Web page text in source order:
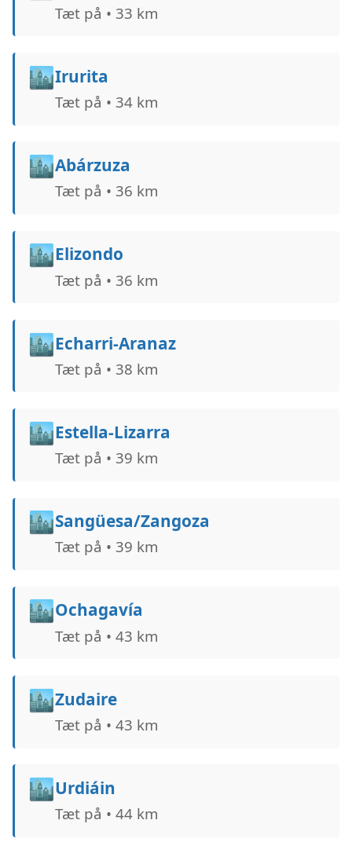
Tæt på • 33 km
🏙️Irurita
Tæt på • 34 km
🏙️Abárzuza
Tæt på • 36 km
🏙️Elizondo
Tæt på • 36 km
🏙️Echarri-Aranaz
Tæt på • 38 km
🏙️Estella-Lizarra
Tæt på • 39 km
🏙️Sangüesa/Zangoza
Tæt på • 39 km
🏙️Ochagavía
Tæt på • 43 km
🏙️Zudaire
Tæt på • 43 km
🏙️Urdiáin
Tæt på • 44 km